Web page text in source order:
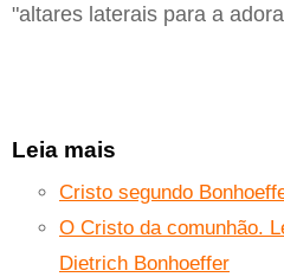
"altares laterais para a
Leia mais
Cristo segundo
O Cristo da comunhão.
Dietrich Bonhoeffer